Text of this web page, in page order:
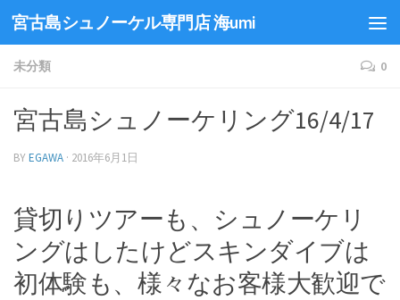
宮古島シュノーケル専門店 海umi
未分類 0
宮古島シュノーケリング16/4/17
BYEGAWA · 2016年6月1日
貸切りツアーも、シュノーケリ
ングはしたけどスキンダイブは
初体験も、様々なお客様大歓迎で